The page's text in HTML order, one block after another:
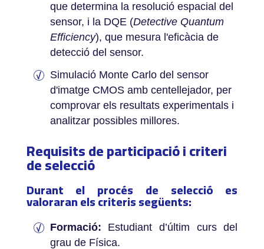
que determina la resolució espacial del
sensor, i la DQE (Detective Quantum
Efficiency), que mesura l'eficàcia de
detecció del sensor.
Simulació Monte Carlo del sensor
d'imatge CMOS amb centellejador, per
comprovar els resultats experimentals i
analitzar possibles millores.
Requisits de participació i criteri
de selecció
Durant el procés de selecció es
valoraran els criteris següents:­
Formació: Estudiant d’últim curs del
grau de Física.